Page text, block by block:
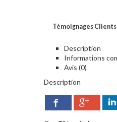
Témoignages Clients
Description
Informations
Avis (0)
Description
Facebook